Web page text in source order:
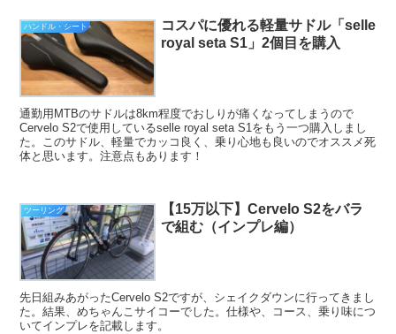
ハンドル・シート
コスパに優れる軽量サドル「selle
royal seta S1」2個目を購入
通勤用MTBのサドルは8km程度でおしりが痛くなってしまうので
Cervelo S2で使用しているselle royal seta S1をもう一つ購入しまし
た。このサドル、軽量でカッコ良く、乗り心地も良いのでオススメ死
体と思います。注意点もあります！
ツーリング
【15万以下】Cervelo S2をバラ
で組む（インプレ編）
先日組みあがったCervelo S2ですが、シェイクダウンに行ってきまし
た。結果、めちゃんこサイコーでした。仕様や、コース、乗り味につ
いてインプレを記載します。